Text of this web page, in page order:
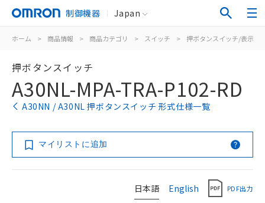
制御機器 Japan
ホーム > 商品情報 > 商品カテゴリ > スイッチ > 押ボタンスイッチ/表示灯
押ボタンスイッチ
A30NL-MPA-TRA-P102-RD
A30NN / A30NL 押ボタンスイッチ 形式仕様一覧
マイリストに追加
日本語 English PDF出力